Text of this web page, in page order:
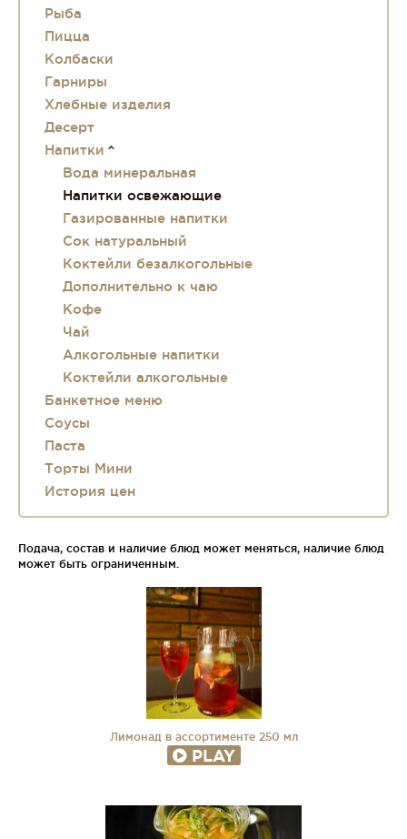
Рыба
Пицца
Колбаски
Гарниры
Хлебные изделия
Десерт
Напитки
Вода минеральная
Напитки освежающие
Газированные напитки
Сок натуральный
Коктейли безалкогольные
Дополнительно к чаю
Кофе
Чай
Алкогольные напитки
Коктейли алкогольные
Банкетное меню
Соусы
Паста
Торты Мини
История цен
Подача, состав и наличие блюд может меняться, наличие блюд
может быть ограниченным.
Лимонад в ассортименте 250 мл
PLAY